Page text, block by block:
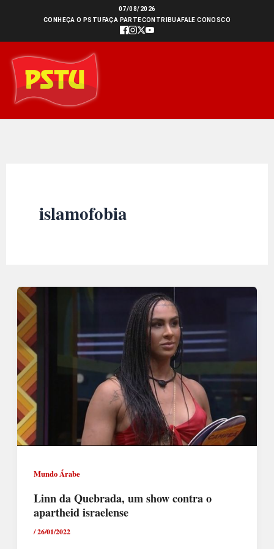
conteúdo
07/08/2026
CONHEÇA O PSTU FAÇA PARTECONTRIBUAFALE CONOSCO
islamofobia
Mundo Árabe
Linn da Quebrada, um show contra o
apartheid israelense
/26/01/2022